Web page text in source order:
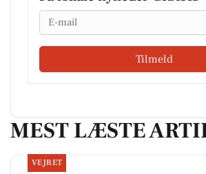
Email
Tilmeld
MEST LÆSTE
VEJRET